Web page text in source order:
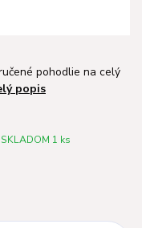
pohodlie na celý
popis
1 ks